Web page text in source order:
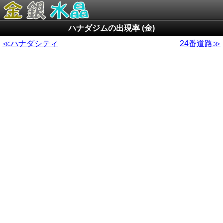
ハナダジムの出現率 (金)
≪ハナダシティ
24番道路≫